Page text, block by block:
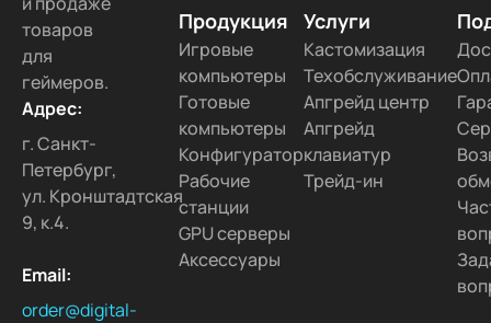
товаров
для
геймеров.
Адрес:
г. Санкт-
Петербург,
ул. Кронштадтская
9, к.4.
Email:
order@digital-
Продукция
Игровые
компьютеры
Готовые
компьютеры
Конфигуратор
Рабочие
станции
GPU серверы
Аксессуары
Услуги
Кастомизация
Техобслуживание
Апгрейд центр
Апгрейд
клавиатур
Трейд-ин